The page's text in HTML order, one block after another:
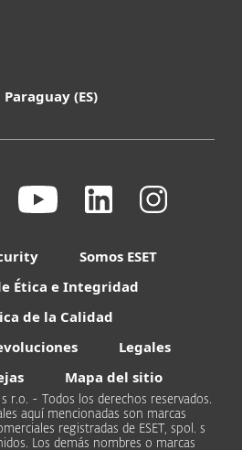
Paraguay (ES)
Somos ESET
Ética e Integridad
de la Calidad
Legales
Mapa del sitio
r.o. - Todos los derechos reservados.
aquí mencionadas son marcas
registradas de ESET, spol. s
Los demás nombres o marcas